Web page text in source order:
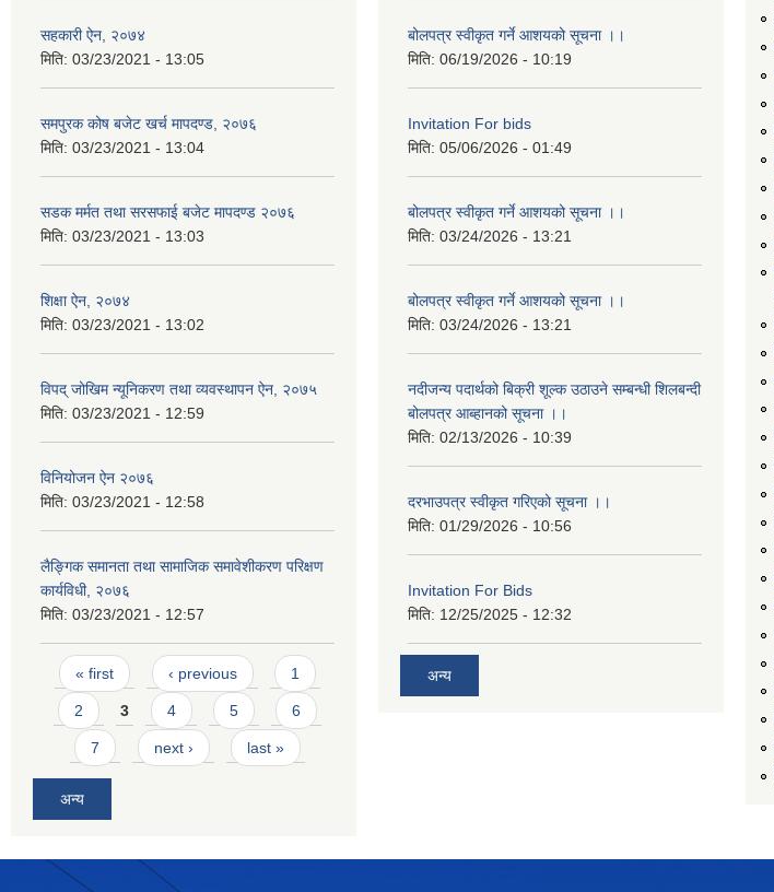
सहकारी ऐन, २०७४
मिति: 03/23/2021 - 13:05
समपुरक कोष बजेट खर्च मापदण्ड, २०७६
मिति: 03/23/2021 - 13:04
सडक मर्मत तथा सरसफाई बजेट मापदण्ड २०७६
मिति: 03/23/2021 - 13:03
शिक्षा ऐन, २०७४
मिति: 03/23/2021 - 13:02
विपद् जोखिम न्यूनिकरण तथा व्यवस्थापन ऐन, २०७५
मिति: 03/23/2021 - 12:59
विनियोजन ऐन २०७६
मिति: 03/23/2021 - 12:58
लैङ्गिक समानता तथा सामाजिक समावेशीकरण परिक्षण
कार्यविधी, २०७६
मिति: 03/23/2021 - 12:57
Pages
« first ‹ previous 1
2 3 4 5 6
7 next › last »
अन्य
बोलपत्र स्वीकृत गर्ने आशयको सूचना ।।
मिति: 06/19/2026 - 10:19
Invitation For bids
मिति: 05/06/2026 - 01:49
बोलपत्र स्वीकृत गर्ने आशयको सूचना ।।
मिति: 03/24/2026 - 13:21
बोलपत्र स्वीकृत गर्ने आशयको सूचना ।।
मिति: 03/24/2026 - 13:21
नदीजन्य पदार्थको बिक्री शूल्क उठाउने सम्बन्धी शिलबन्दी
बोलपत्र आब्हानको सूचना ।।
मिति: 02/13/2026 - 10:39
दरभाउपत्र स्वीकृत गरिएको सूचना ।।
मिति: 01/29/2026 - 10:56
Invitation For Bids
मिति: 12/25/2025 - 12:32
अन्य